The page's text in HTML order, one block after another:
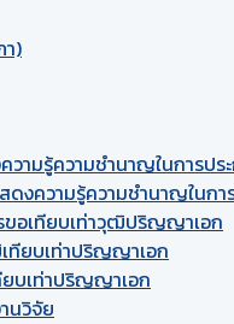
)
ามรู้ความชำนาญในการปร
ความรู้ความชำนาญในกา
ขอเทียบเท่าวุฒิปริญญาเอก
ทียบเท่าปริญญาเอก
บเท่าปริญญาเอก
นวิจัย